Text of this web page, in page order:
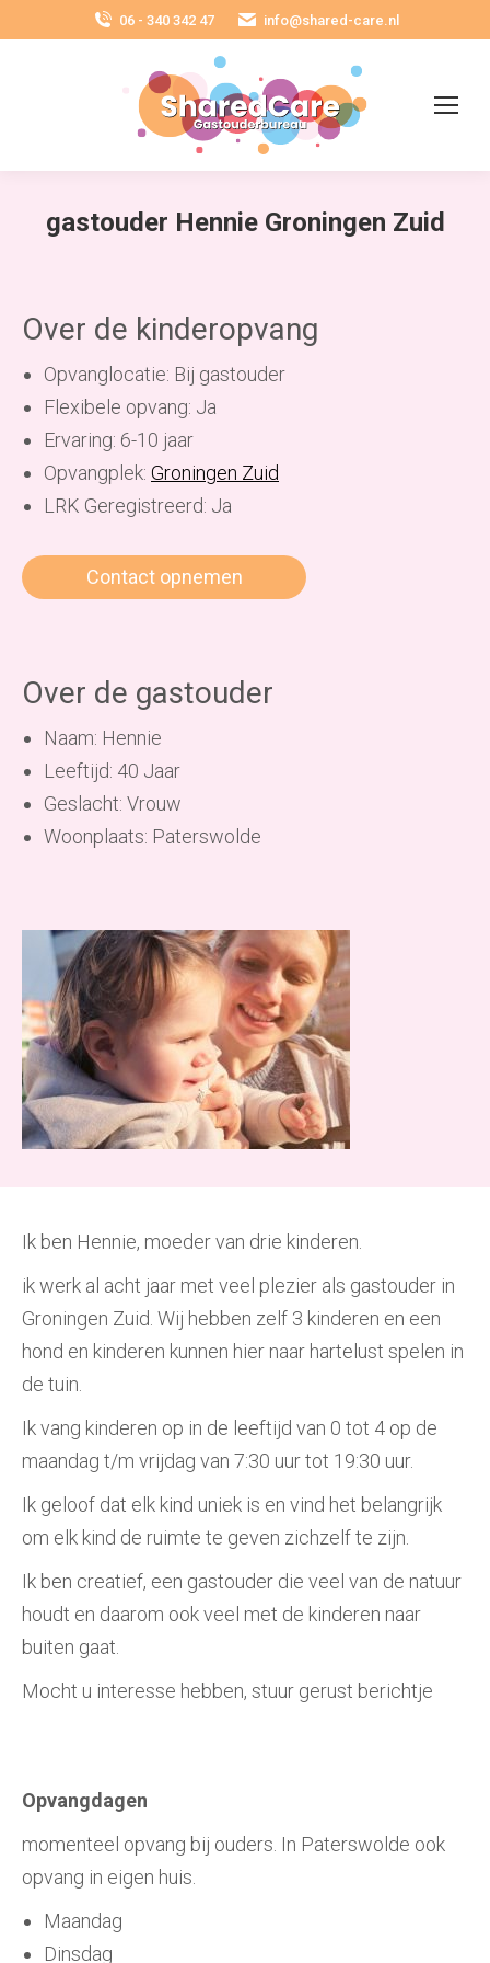
06 - 340 342 47 info@shared-care.nl
gastouder Hennie Groningen Zuid
Over de kinderopvang
Opvanglocatie: Bij gastouder
Flexibele opvang: Ja
Ervaring: 6-10 jaar
Opvangplek: Groningen Zuid
LRK Geregistreerd: Ja
Contact opnemen
Over de gastouder
Naam: Hennie
Leeftijd: 40 Jaar
Geslacht: Vrouw
Woonplaats: Paterswolde
Ik ben Hennie, moeder van drie kinderen.
ik werk al acht jaar met veel plezier als gastouder in
Groningen Zuid. Wij hebben zelf 3 kinderen en een
hond en kinderen kunnen hier naar hartelust spelen in
de tuin.
Ik vang kinderen op in de leeftijd van 0 tot 4 op de
maandag t/m vrijdag van 7:30 uur tot 19:30 uur.
Ik geloof dat elk kind uniek is en vind het belangrijk
om elk kind de ruimte te geven zichzelf te zijn.
Ik ben creatief, een gastouder die veel van de natuur
houdt en daarom ook veel met de kinderen naar
buiten gaat.
Mocht u interesse hebben, stuur gerust berichtje
Opvangdagen
momenteel opvang bij ouders. In Paterswolde ook
opvang in eigen huis.
Maandag
Dinsdag